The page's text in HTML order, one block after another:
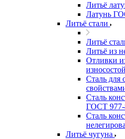
Литьё
Латунь
Литьё стали
Литьё
Литьё из
Отливки
Сталь для
Сталь
ГОСТ 977-
Сталь
Литьё чугуна